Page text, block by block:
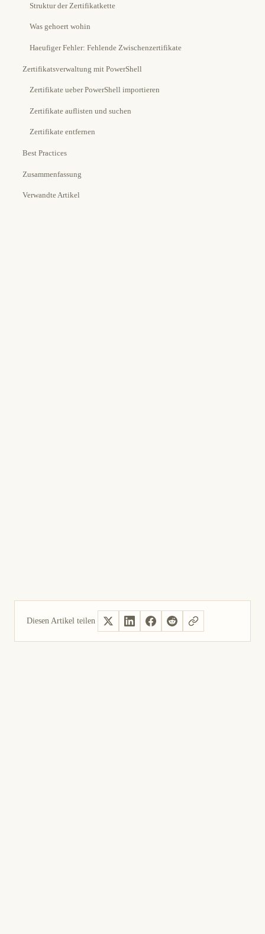
Struktur der Zertifikatkette
Was gehoert wohin
Haeufiger Fehler: Fehlende Zwischenzertifikate
Zertifikatsverwaltung mit PowerShell
Zertifikate ueber PowerShell importieren
Zertifikate auflisten und suchen
Zertifikate entfernen
Best Practices
Zusammenfassung
Verwandte Artikel
Diesen Artikel teilen